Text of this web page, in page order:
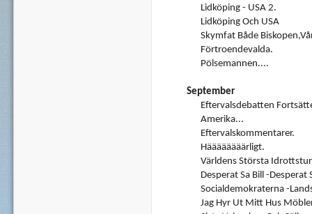
Lidköping - USA 2.
Lidköping Och USA
Skymfat Både
Förtroendevalda.
Pölsemannen....
September
Eftervalsdebatten
Amerika...
Eftervalskommentarer.
Häääääääärligt.
Världens Största
Desperat Sa Bill -Desperat
Socialdemokraterna -
Jag Hyr Ut Mitt Hus